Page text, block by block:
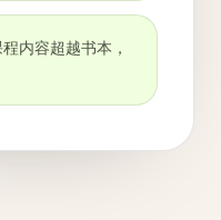
内容超越书本，